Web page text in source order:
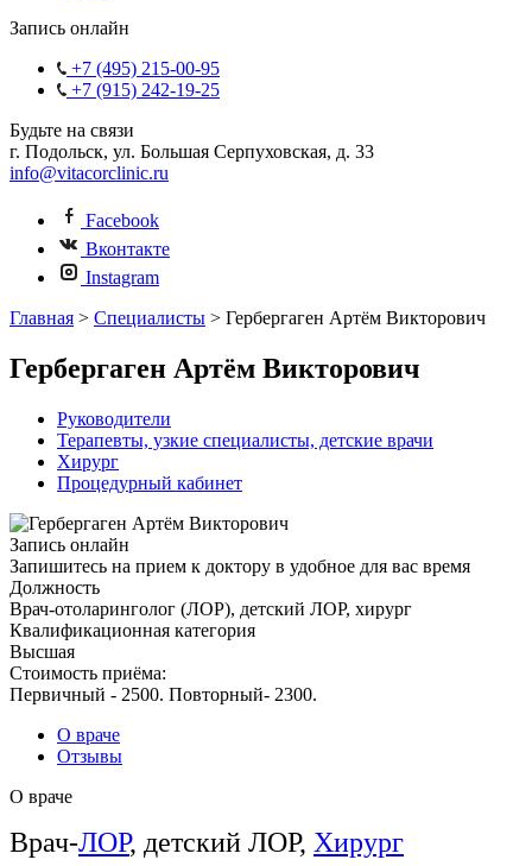
Запись онлайн
+7 (495) 215-00-95
+7 (915) 242-19-25
Будьте на связи
г. Подольск, ул. Большая Серпуховская, д. 33
info@vitacorclinic.ru
Facebook
Вконтакте
Instagram
Главная > Специалисты > Гербергаген Артём Викторович
Гербергаген Артём Викторович
Руководители
Терапевты, узкие специалисты, детские врачи
Xирург
Процедурный кабинет
Запись онлайн
Запишитесь на прием к доктору в удобное для вас время
Должность
Врач-отоларинголог (ЛОР), детский ЛОР, хирург
Квалификационная категория
Высшая
Стоимость приёма:
Первичный - 2500. Повторный- 2300.
О враче
Отзывы
О враче
Врач-ЛОР, детский ЛОР, Хирург